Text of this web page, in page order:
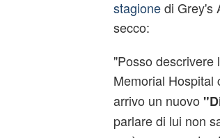
stagionedi Grey's
secco:
"Posso descrivere
Memorial Hospital
arrivo un nuovo
parlare di lui non